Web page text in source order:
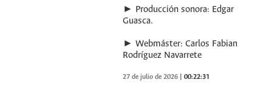
► Producción sonora: Edgar
Guasca.
► Webmáster: Carlos Fabian
Rodríguez Navarrete
27 de julio de 2026 |00:22:31